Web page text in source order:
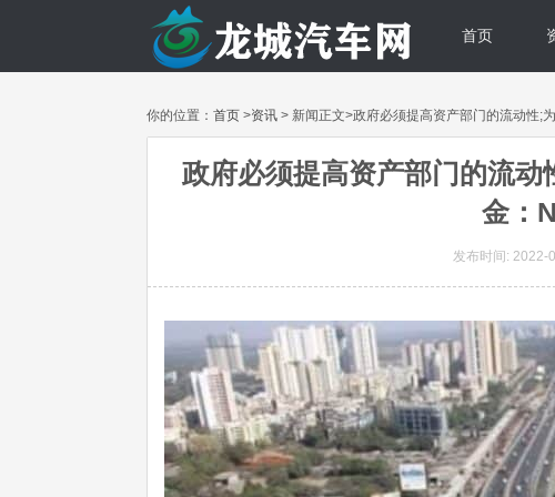
首页
你的位置： 首页 >资讯 > 新闻正文>政府必须提高资产部门的流动性;
政府必须提高资产部门的流
金：
发布时间: 2022-